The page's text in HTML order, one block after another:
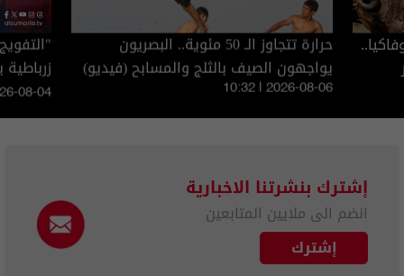
حرارة تتجاوز الـ 50 مئوية.. البصريون
يواجهون الصيف بالثلج والمسابح (فيديو)
10:32 | 2026-08-06
الزائرين
08-04
إشترك بنشرتنا الاخبارية
انضم الى ملايين المتابعين
إشترك